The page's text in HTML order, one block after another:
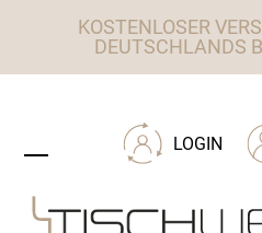
KOSTENLOSER
DEUTSCHLANDS
LOGIN
mobile
mobile